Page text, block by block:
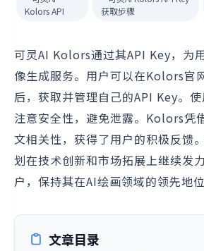
Kolors API
获取步骤
可灵AI Kolors通过其API Key，为
像生成服务。用户可以在Kolors官
后，获取并管理自己的API Key。
注意安全性，避免泄露。Kolors凭
文相关性，获得了用户的积极反馈
划在技术创新和市场拓展上继续发
户，保持其在AI绘画领域的领先地位
文章目录